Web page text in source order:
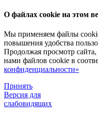
О файлах cookie на этом
Мы применяем файлы
повышения удобства
Продолжая просмотр
нами файлов cookie в
конфиденциальности»
Принять
Версия для
слабовидящих